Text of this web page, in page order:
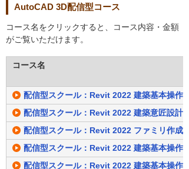
AutoCAD 3D配信型コース
コース名をクリックすると、コース内容・金額
がご覧いただけます。
コース名
配信型スクール：Revit 2022 建築基本操作
配信型スクール：Revit 2022 建築意匠設計
配信型スクール：Revit 2022 ファミリ作成
配信型スクール：Revit 2022 建築基本操作
配信型スクール：Revit 2022 建築基本操作